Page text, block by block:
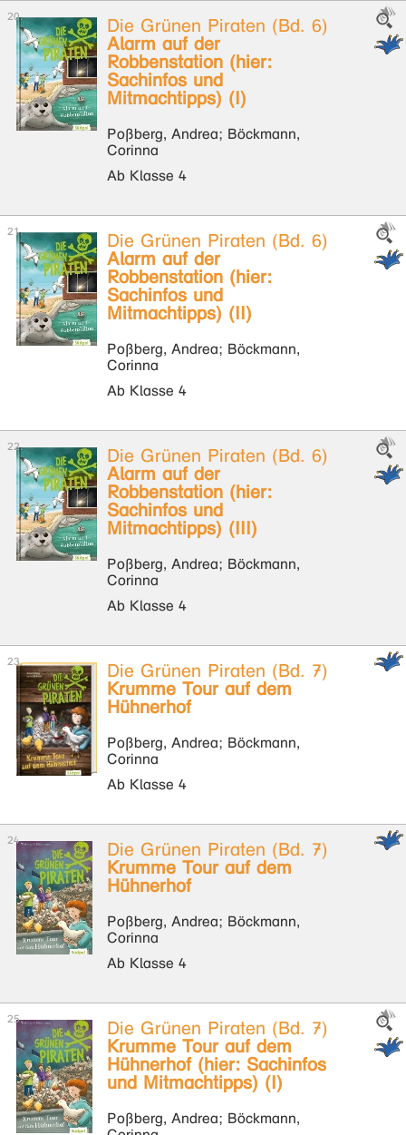
Die Grünen Piraten (Bd. 6)
Alarm auf der
Robbenstation (hier:
Sachinfos und
Mitmachtipps) (I)
Poßberg, Andrea; Böckmann,
Corinna
Ab Klasse 4
Die Grünen Piraten (Bd. 6)
Alarm auf der
Robbenstation (hier:
Sachinfos und
Mitmachtipps) (II)
Poßberg, Andrea; Böckmann,
Corinna
Ab Klasse 4
Die Grünen Piraten (Bd. 6)
Alarm auf der
Robbenstation (hier:
Sachinfos und
Mitmachtipps) (III)
Poßberg, Andrea; Böckmann,
Corinna
Ab Klasse 4
Die Grünen Piraten (Bd. 7)
Krumme Tour auf dem
Hühnerhof
Poßberg, Andrea; Böckmann,
Corinna
Ab Klasse 4
Die Grünen Piraten (Bd. 7)
Krumme Tour auf dem
Hühnerhof
Poßberg, Andrea; Böckmann,
Corinna
Ab Klasse 4
Die Grünen Piraten (Bd. 7)
Krumme Tour auf dem
Hühnerhof (hier: Sachinfos
und Mitmachtipps) (I)
Poßberg, Andrea; Böckmann,